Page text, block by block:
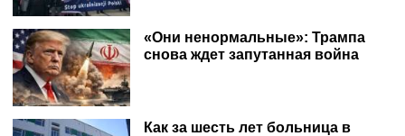
«Они ненормальные»: Трампа
снова ждет запутанная война
Как за шесть лет больница в